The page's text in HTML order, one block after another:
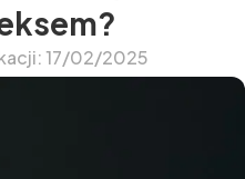
17/02/2025